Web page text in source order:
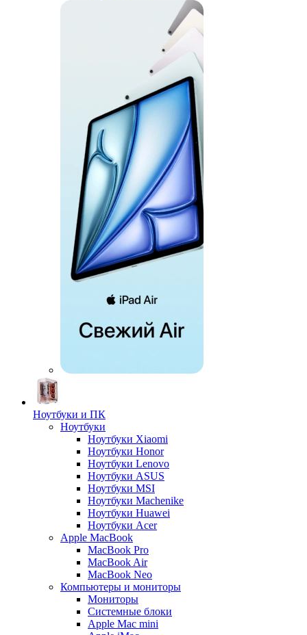
Ноутбуки и ПК
Ноутбуки
Ноутбуки Xiaomi
Ноутбуки Honor
Ноутбуки Lenovo
Ноутбуки ASUS
Ноутбуки MSI
Ноутбуки Machenike
Ноутбуки Huawei
Ноутбуки Acer
Apple MacBook
MacBook Pro
MacBook Air
MacBook Neo
Компьютеры и мониторы
Мониторы
Системные блоки
Apple Mac mini